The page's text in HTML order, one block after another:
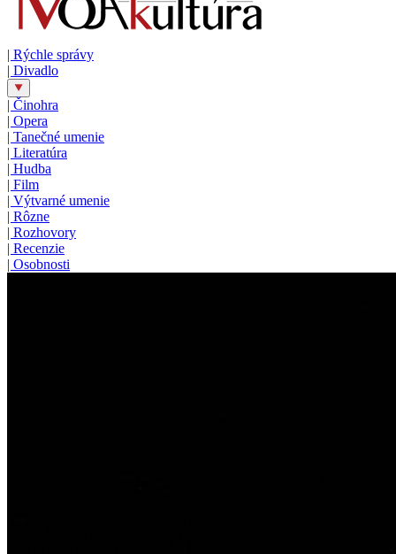
| Rýchle správy
| Divadlo
| Činohra
| Opera
| Tanečné umenie
| Literatúra
| Hudba
| Film
| Výtvarné umenie
| Rôzne
| Rozhovory
| Recenzie
| Osobnosti